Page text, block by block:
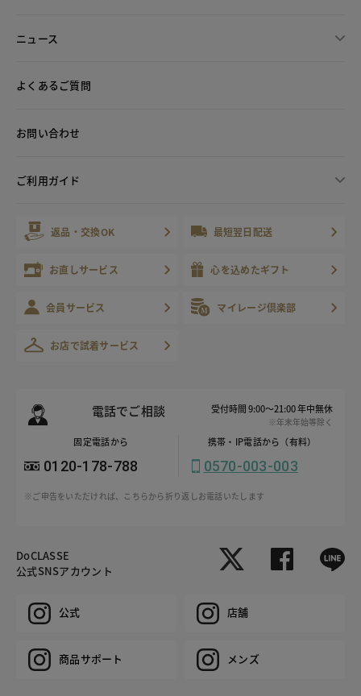
ニュース
よくあるご質問
お問い合わせ
ご利用ガイド
返品・交換OK 最短翌日配送
お直しサービス 心を込めたギフト
会員サービス マイレージ倶楽部
お店で試着サービス
電話でご相談 受付時間 9:00～21:00 年中無休
※年末年始等除く
固定電話から
0120-178-788
携帯・IP電話から（有料）
0570-003-003
※ご申告をいただければ、こちらから折り返しお電話いたします
DoCLASSE
公式SNSアカウント
公式 店舗
商品サポート メンズ